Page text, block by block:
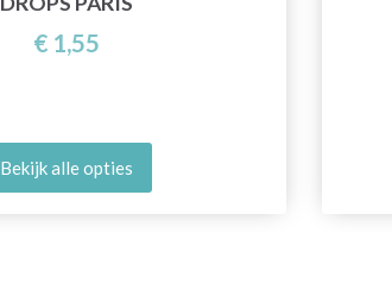
€ 1,55
Bekijk alle opties